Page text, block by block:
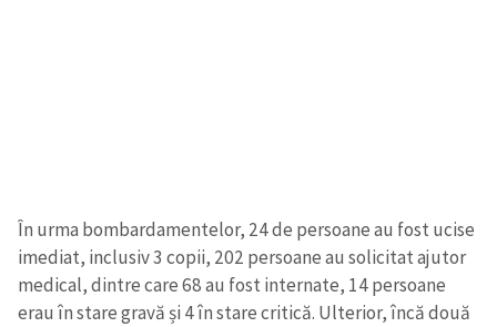
În urma bombardamentelor, 24 de persoane au fost ucise
imediat, inclusiv 3 copii, 202 persoane au solicitat ajutor
medical, dintre care 68 au fost internate, 14 persoane
erau în stare gravă și 4 în stare critică. Ulterior, încă două